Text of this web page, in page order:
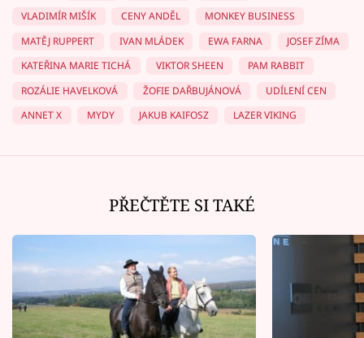
VLADIMÍR MIŠÍK
CENY ANDĚL
MONKEY BUSINESS
MATĚJ RUPPERT
IVAN MLÁDEK EWA FARNA
JOSEF ZÍMA
KATEŘINA MARIE TICHÁ
VIKTOR SHEEN
PAM RABBIT
ROZÁLIE HAVELKOVÁ
ŽOFIE DAŘBUJÁNOVÁ
UDÍLENÍ CEN
ANNET X
MYDY JAKUB KAIFOSZ LAZER VIKING
PŘEČTĚTE SI TAKÉ